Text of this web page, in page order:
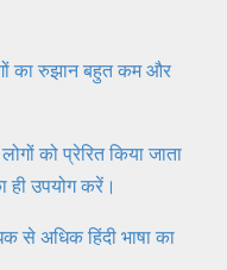
का रुझान बहुत कम और
को प्रेरित किया जाता
ही उपयोग करें।
से अधिक हिंदी भाषा का